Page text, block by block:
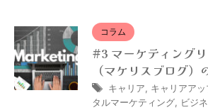
コラム
#3 マーケティング
（マケリスブログ）
キャリア, キャリアアッ
タルマーケティング, ビジ